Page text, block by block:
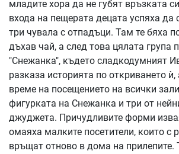
младите хора да не губят връзката
входа на пещерата децата успяха да
три чувала с отпадъци. Там те бяха
дъхав чай, а след това цялата група
"Снежанка", където сладкодумният
разказа историята по откриването
време на посещението на всички
фигурката на Снежанка и три от
джуджета. Причудливите форми
омаяха малките посетители, които с
връщат отново в дома на прилепите.